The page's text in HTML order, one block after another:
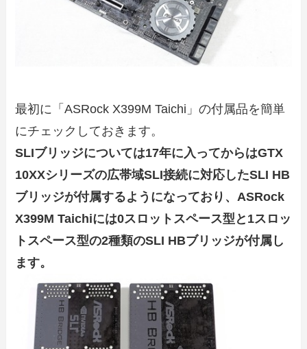
最初に「ASRock X399M Taichi」の付属品を簡単
にチェックしておきます。
SLIブリッジについては17年に入ってからはGTX
10XXシリーズの広帯域SLI接続に対応したSLI HB
ブリッジが付属するようになっており、ASRock
X399M Taichiには0スロットスペース型と1スロッ
トスペース型の2種類のSLI HBブリッジが付属し
ます。